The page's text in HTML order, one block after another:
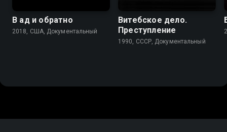
В ад и обратно
2018, США, Документальный
Витебское дело.
Преступление
1990, СССР, Документальный